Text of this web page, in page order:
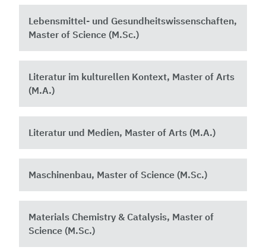
Lebensmittel- und Gesundheitswissenschaften,
Master of Science (M.Sc.)
Literatur im kulturellen Kontext, Master of Arts
(M.A.)
Literatur und Medien, Master of Arts (M.A.)
Maschinenbau, Master of Science (M.Sc.)
Materials Chemistry & Catalysis, Master of
Science (M.Sc.)